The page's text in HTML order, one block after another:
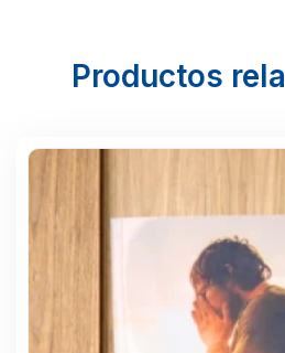
Productos